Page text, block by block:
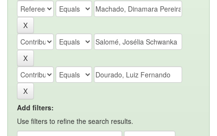
Add filters:
Use filters to refine the search results.